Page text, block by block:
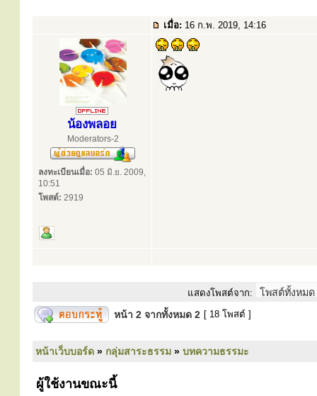
เมื่อ: 16 ก.พ. 2019, 14:16
น้องพลอย
Moderators-2
ลงทะเบียนเมื่อ: 05 มิ.ย. 2009,
10:51
โพสต์: 2919
แสดงโพสต์จาก:
หน้า 2 จากทั้งหมด 2 [ 18 โพสต์ ]
หน้าเว็บบอร์ด » กลุ่มสาระธรรม » บทความธรรมะ
ผู้ใช้งานขณะนี้